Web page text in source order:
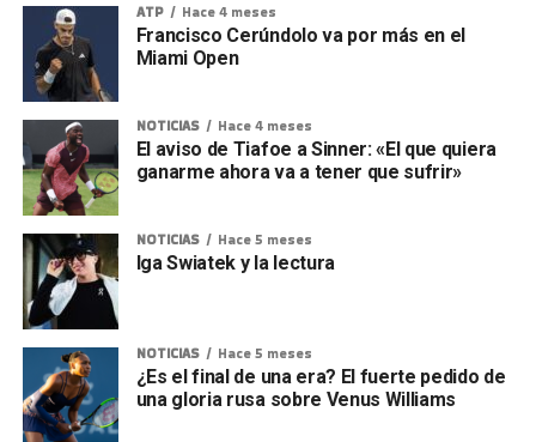
ATP Hace 4 meses
Francisco Cerúndolo va por más en el
Miami Open
NOTICIAS Hace 4 meses
El aviso de Tiafoe a Sinner: «El que quiera
ganarme ahora va a tener que sufrir»
NOTICIAS Hace 5 meses
Iga Swiatek y la lectura
NOTICIAS Hace 5 meses
¿Es el final de una era? El fuerte pedido de
una gloria rusa sobre Venus Williams